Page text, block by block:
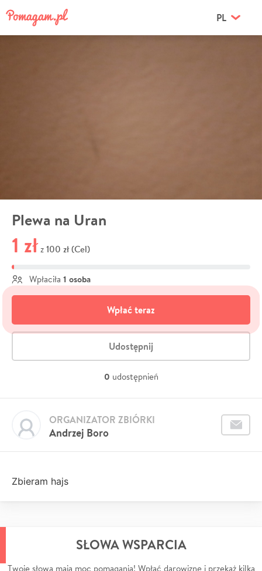
PL
Plewa na Uran
1 zł z 100 zł (Cel)
Wpłaciła 1 osoba
Wpłać teraz
Udostępnij
0 udostępnień
Andrzej Boro
ORGANIZATOR ZBIÓRKI
Zbieram hajs
SŁOWA WSPARCIA
Twoje słowa mają moc pomagania! Wpłać darowiznę i przekaż kilka